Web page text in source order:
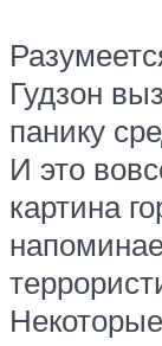
Гудзон
панику
И это
картина